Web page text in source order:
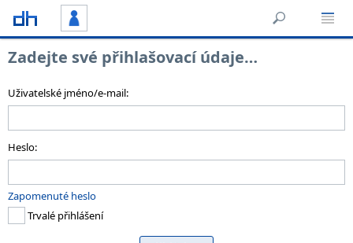
Zadejte své přihlašovací údaje…
Uživatelské jméno/e-mail:
Heslo:
Zapomenuté heslo
Trvalé přihlášení